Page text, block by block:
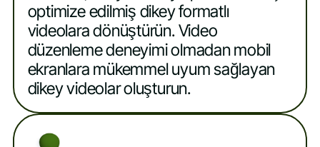
optimize edilmiş dikey formatlı
videolara dönüştürün. Video
düzenleme deneyimi olmadan mobil
ekranlara mükemmel uyum sağlayan
dikey videolar oluşturun.